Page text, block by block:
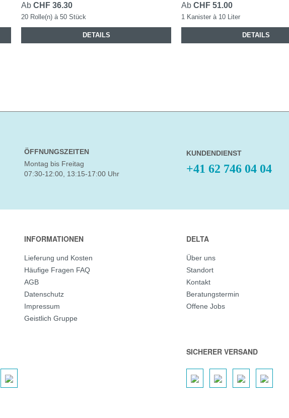
AbCHF 36.30
20 Rolle(n) à 50 Stück
DETAILS
Ab CHF 51.00
1 Kanister à 10 Liter
DETAILS
ÖFFNUNGSZEITEN
Montag bis Freitag
07:30-12:00, 13:15-17:00 Uhr
KUNDENDIENST
+41 62 746 04 04
INFORMATIONEN
Lieferung und Kosten
Häufige Fragen FAQ
AGB
Datenschutz
Impressum
Geistlich Gruppe
DELTA
Über uns
Standort
Kontakt
Beratungstermin
Offene Jobs
SICHERER VERSAND